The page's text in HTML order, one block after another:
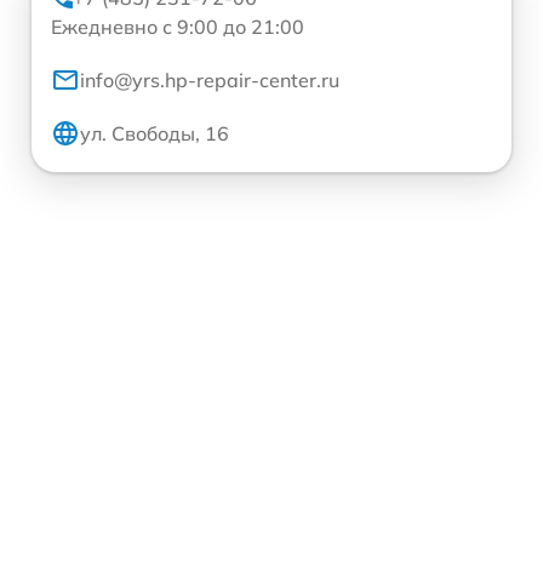
Ежедневно с 9:00 до 21:00
info@yrs.hp-repair-center.ru
ул. Свободы, 16